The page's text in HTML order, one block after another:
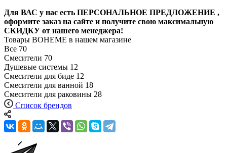
Для ВАС у нас есть ПЕРСОНАЛЬНОЕ ПРЕДЛОЖЕНИЕ ,
оформите заказ на сайте и получите свою максимальную
СКИДКУ от нашего менеджера!
Товары BOHEME в нашем магазине
Все 70
Смесители 70
Душевые системы 12
Смесители для биде 12
Смесители для ванной 18
Смесители для раковины 28
Список брендов